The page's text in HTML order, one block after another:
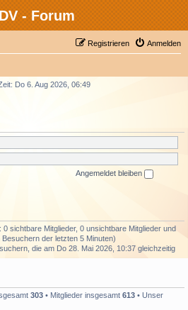
- Forum
Anmelden
Registrieren
Do 6. Aug 2026, 06:49
Angemeldet bleiben
0 sichtbare Mitglieder, 0 unsichtbare Mitglieder und
der letzten 5 Minuten)
die am Do 28. Mai 2026, 10:37 gleichzeitig
303 • Mitglieder insgesamt 613 • Unser